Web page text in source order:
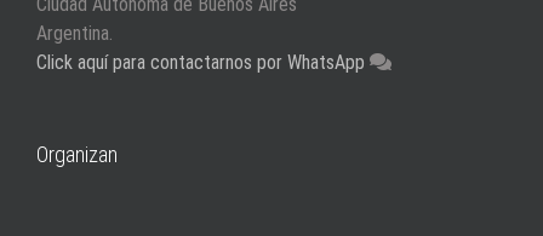
Argentina.
Click aquí para contactarnos por WhatsApp
Organizan